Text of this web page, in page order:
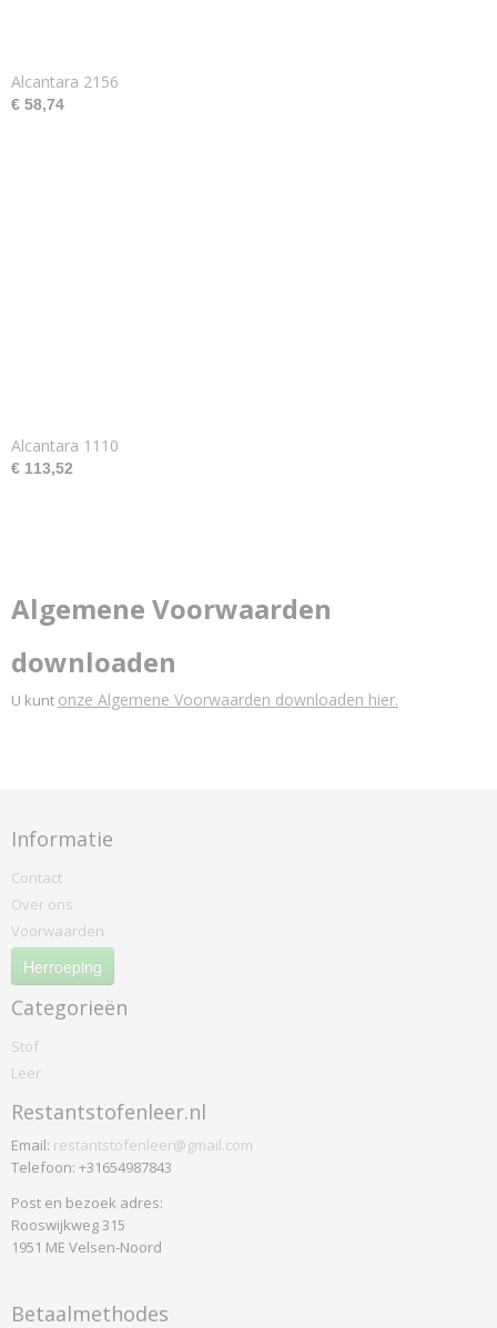
Alcantara 2156
€ 58,74
Alcantara 1110
€ 113,52
Algemene Voorwaarden
downloaden
U kunt onze Algemene Voorwaarden downloaden hier.
Informatie
Contact
Over ons
Voorwaarden
Herroeping
Categorieën
Stof
Leer
Restantstofenleer.nl
Email: restantstofenleer@gmail.com
Telefoon: +31654987843
Post en bezoek adres:
Rooswijkweg 315
1951 ME Velsen-Noord
Betaalmethodes